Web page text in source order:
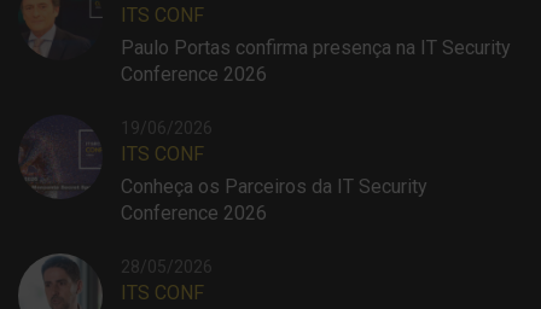
ITS CONF
Paulo Portas confirma presença na IT Security
Conference 2026
19/06/2026
ITS CONF
Conheça os Parceiros da IT Security
Conference 2026
28/05/2026
ITS CONF